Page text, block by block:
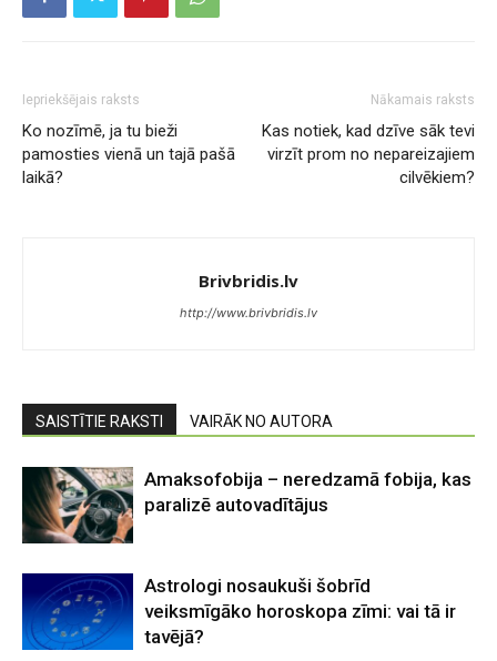
Iepriekšējais raksts
Ko nozīmē, ja tu bieži
pamosties vienā un tajā pašā
laikā?
Nākamais raksts
Kas notiek, kad dzīve sāk tevi
virzīt prom no nepareizajiem
cilvēkiem?
Brivbridis.lv
http://www.brivbridis.lv
SAISTĪTIE RAKSTI VAIRĀK NO AUTORA
Amaksofobija – neredzamā fobija, kas
paralizē autovadītājus
Astrologi nosaukuši šobrīd
veiksmīgāko horoskopa zīmi: vai tā ir
tavējā?